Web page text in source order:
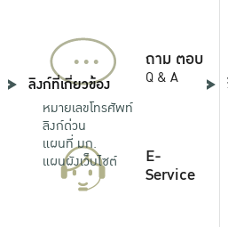
... ถาม ตอบ
Q & A
E-
Service
ลิงก์ที่เกี่ยวข้อง
หมายเลขโทรศัพท์
ลิงก์ด่วน
แผนที่ มก.
แผนผังเว็บไซต์